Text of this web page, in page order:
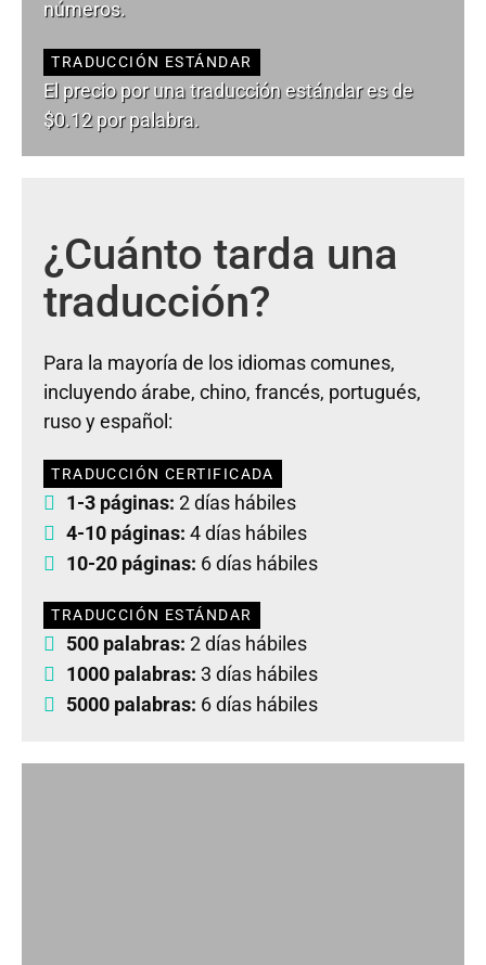
números.
TRADUCCIÓN ESTÁNDAR
El precio por una traducción estándar es de
$0.12 por palabra.
¿Cuánto tarda una
traducción?
Para la mayoría de los idiomas comunes,
incluyendo árabe, chino, francés, portugués,
ruso y español:
TRADUCCIÓN CERTIFICADA
1-3 páginas: 2 días hábiles
4-10 páginas: 4 días hábiles
10-20 páginas: 6 días hábiles
TRADUCCIÓN ESTÁNDAR
500 palabras: 2 días hábiles
1000 palabras: 3 días hábiles
5000 palabras: 6 días hábiles